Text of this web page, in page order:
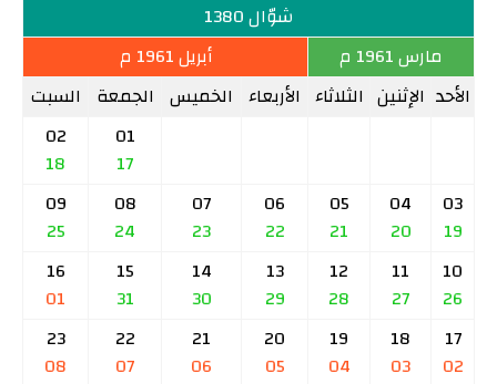
شوّال 1380
مارس 1961 م
أبريل 1961 م
الأحد الإثنين الثلاثاء الأربعاء الخميس الجمعة السبت
01
17
02
18
03
19
04
20
05
21
06
22
07
23
08
24
09
25
10
26
11
27
12
28
13
29
14
30
15
31
16
01
17
02
18
03
19
04
20
05
21
06
22
07
23
08